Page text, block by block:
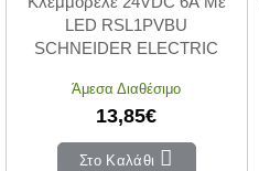
LED RSL1PVBU
SCHNEIDER ELECTRIC
Άμεσα Διαθέσιμο
13,85€
Στο Καλάθι